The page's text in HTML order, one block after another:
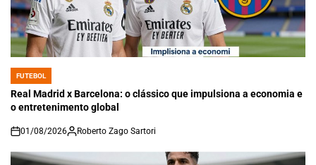
POSTED
IN
FUTEBOL
Real Madrid x Barcelona: o clássico que impulsiona a economia e
o entretenimento global
on
01/08/2026 Roberto Zago Sartori